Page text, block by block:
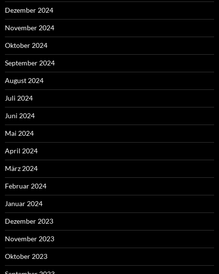
Dezember 2024
November 2024
Oktober 2024
September 2024
August 2024
Juli 2024
Juni 2024
Mai 2024
April 2024
März 2024
Februar 2024
Januar 2024
Dezember 2023
November 2023
Oktober 2023